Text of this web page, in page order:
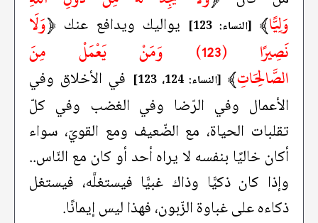
وَلِيًّا﴾ [النساء: 123] يواليك ويدافع عنك ﴿وَلَا
نَصِيرًا (123) وَمَنْ يَعْمَلْ مِنَ
الصَّالِحَاتِ﴾ [النساء: 124، 123]
في الأخلاق وفي
الأعمال وفي الرّضا وفي الغضب وفي كلّ
تقلبات الحياة، مع الضّعيف ومع القويّ، سواء
أكان خاليًا بنفسه لا يراه أحد أو كان مع النّاس..
وإذا كان ذكيًّا وذاك غبيًّا فيستغلَّه، فيستغل
ذكاءه على غباوة الزّبون، فهذا ليس إيمانًا.